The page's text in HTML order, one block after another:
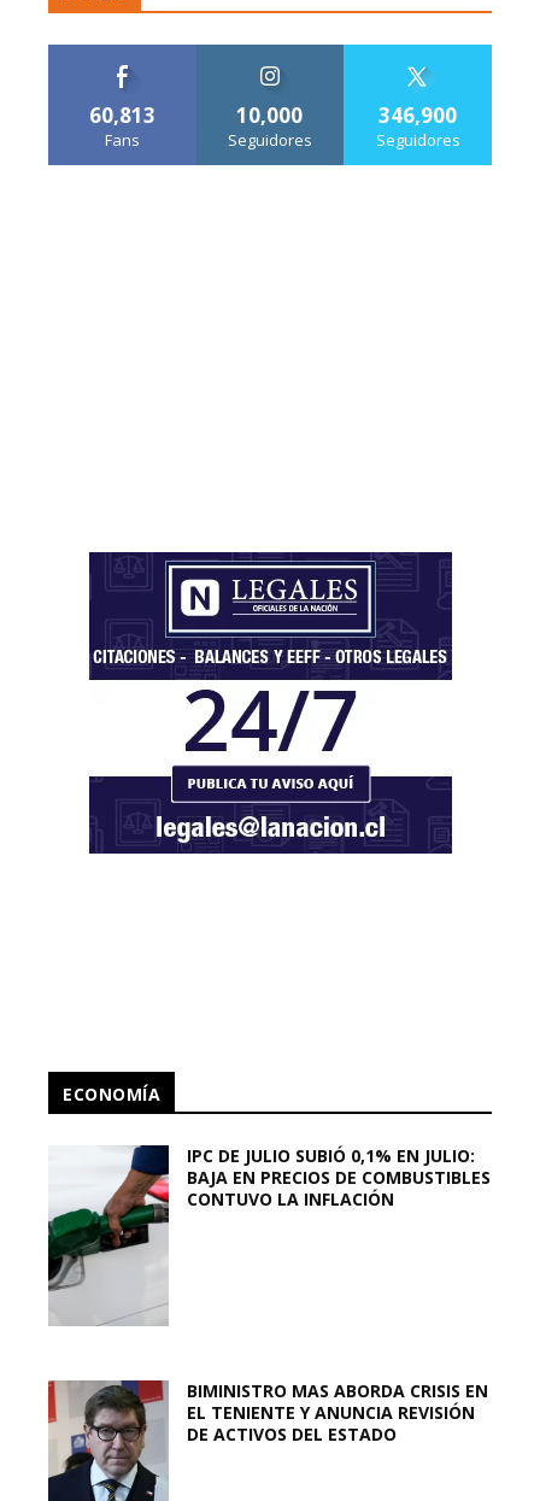
60,813
Fans
10,000
Seguidores
346,900
Seguidores
ECONOMÍA
IPC DE JULIO SUBIÓ 0,1% EN JULIO:
BAJA EN PRECIOS DE COMBUSTIBLES
CONTUVO LA INFLACIÓN
BIMINISTRO MAS ABORDA CRISIS EN
EL TENIENTE Y ANUNCIA REVISIÓN
DE ACTIVOS DEL ESTADO